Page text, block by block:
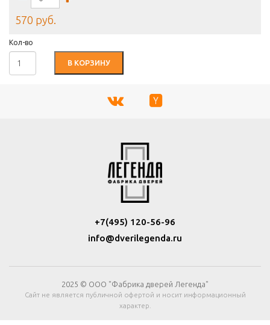
570 руб.
Кол-во
В КОРЗИНУ
+7(495) 120-56-96
info@dverilegenda.ru
2025 © ООО "Фабрика дверей Легенда"
Сайт не является публичной офертой и носит информационный
характер.